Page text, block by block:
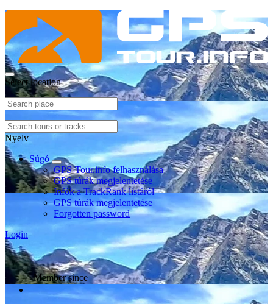
Select location
Nyelv
Súgó
GPS-Tour.info felhasználása
GPS túrák megjelentetése
Infók a TrackRank listáról
GPS túrák megjelentetése
Forgotten password
Login
Member since